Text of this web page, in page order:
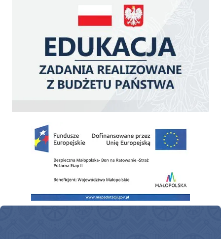
Zakup fabrycznie nowego, średniego samochodu ratowniczo-gaśniczego z